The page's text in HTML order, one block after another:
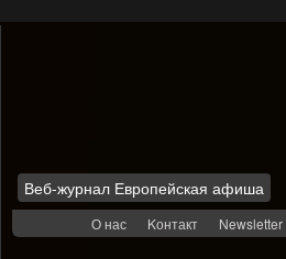
Веб-журнал Европейская афиша
О нас Kонтакт Newsletter